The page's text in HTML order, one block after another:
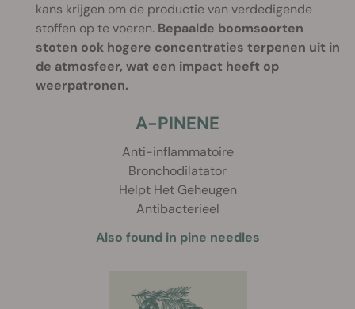
kans krijgen om de productie van verdedigende
stoffen op te voeren. Bepaalde boomsoorten
stoten ook hogere concentraties terpenen uit in
de atmosfeer, wat een impact heeft op
weerpatronen.
A-PINENE
Anti-inflammatoire
Bronchodilatator
Helpt Het Geheugen
Antibacterieel
Also found in pine needles